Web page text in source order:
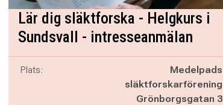
Lär dig släktforska - Helgkurs i
Sundsvall - intresseanmälan
Plats:
Medelpads
släktforskarförening
Grönborgsgatan 3